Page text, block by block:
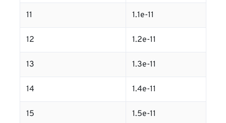
11 1.1e-11
12 1.2e-11
13 1.3e-11
14 1.4e-11
15 1.5e-11